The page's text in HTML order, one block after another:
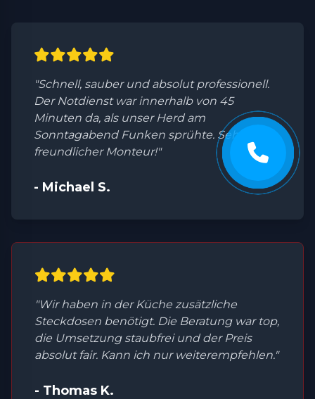
"Schnell, sauber und absolut professionell.
Der Notdienst war innerhalb von 45
Minuten da, als unser Herd am
Sonntagabend Funken sprühte. Sehr
freundlicher Monteur!"
- Michael S.
"Wir haben in der Küche zusätzliche
Steckdosen benötigt. Die Beratung war top,
die Umsetzung staubfrei und der Preis
absolut fair. Kann ich nur weiterempfehlen."
- Thomas K.